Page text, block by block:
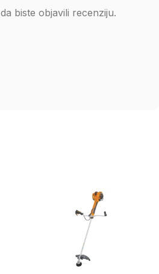
da biste objavili recenziju.